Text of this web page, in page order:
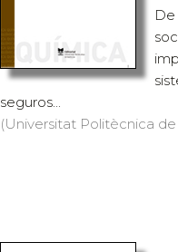
seguros...
(Universitat Politècnica de